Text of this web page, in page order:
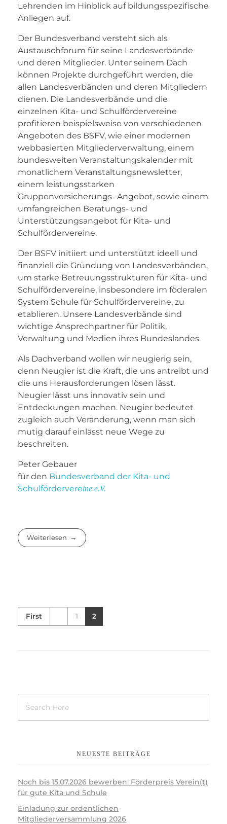
Lehrenden im Hinblick auf bildungsspezifische
Anliegen auf.
Der Bundesverband versteht sich als
Austauschforum für seine Landesverbände
und deren Mitglieder. Unter seinem Dach
können Projekte durchgeführt werden, die
allen Landesverbänden und deren Mitgliedern
dienen. Die Landesverbände und die
einzelnen Kita- und Schulfördervereine
profitieren beispielsweise von verschiedenen
Angeboten des BSFV, wie einer modernen
webbasierten Mitgliederverwaltung, einem
bundesweiten Veranstaltungskalender mit
monatlichem Veranstaltungsnewsletter,
einem leistungsstarken
Gruppenversicherungs- Angebot, sowie einem
umfangreichen Beratungs- und
Unterstützungsangebot für Kita- und
Schulfördervereine.
Der BSFV initiiert und unterstützt ideell und
finanziell die Gründung von Landesverbänden,
um starke Betreuungsstrukturen für Kita- und
Schulfördervereine, insbesondere im föderalen
System Schule für Schulfördervereine, zu
etablieren. Unsere Landesverbände sind
wichtige Ansprechpartner für Politik,
Verwaltung und Medien ihres Bundeslandes.
Als Dachverband wollen wir neugierig sein,
denn Neugier ist die Kraft, die uns antreibt und
die uns Herausforderungen lösen lässt.
Neugier lässt uns innovativ sein und
Entdeckungen machen. Neugier bedeutet
zugleich auch Veränderung, wenn man sich
mutig darauf einlässt neue Wege zu
beschreiten.
Peter Gebauer
für den Bundesverband der Kita- und
Schulfördervereine e.V.
Weiterlesen
First 1 2
NEUESTE BEITRÄGE
Noch bis 15.07.2026 bewerben: Förderpreis Verein(t)
für gute Kita und Schule
Einladung zur ordentlichen
Mitgliederversammlung 2026